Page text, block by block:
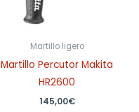
Martillo ligero
Martillo Percutor Makita
HR2600
145,00€